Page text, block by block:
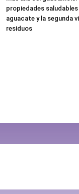
propiedades saludables
aguacate y la segunda
residuos